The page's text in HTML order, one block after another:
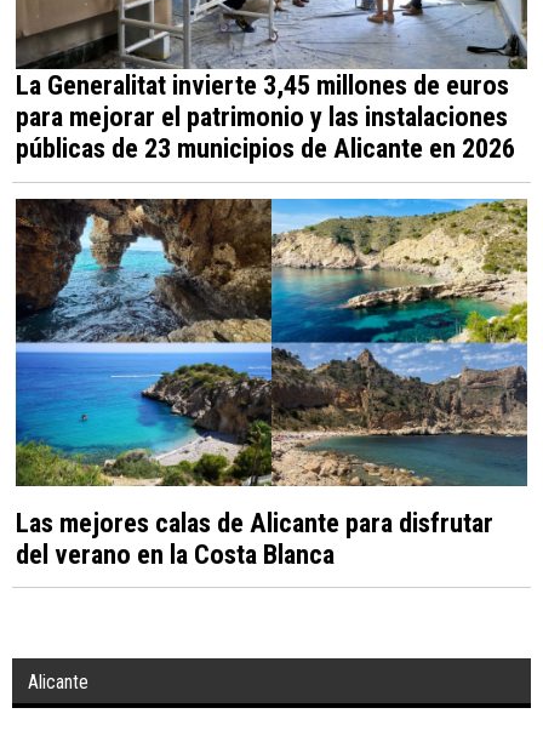
La Generalitat invierte 3,45 millones de euros
para mejorar el patrimonio y las instalaciones
públicas de 23 municipios de Alicante en 2026
Las mejores calas de Alicante para disfrutar
del verano en la Costa Blanca